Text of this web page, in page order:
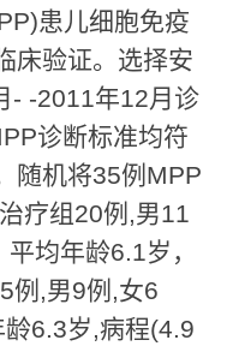
患儿细胞免疫
床验证。选择安
- -2011年12月诊
诊断标准均符
随机将35例MPP
疗组20例,男11
均年龄6.1岁，
例,男9例,女6
6.3岁,病程(4.9